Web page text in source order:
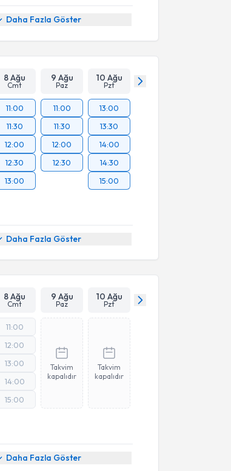
Daha Fazla Göster
8 Ağu
Cmt
9 Ağu
Paz
10 Ağu
Pzt
11:00
11:30
12:00
12:30
13:00
11:00
11:30
12:00
12:30
13:00
13:30
14:00
14:30
15:00
Daha Fazla Göster
8 Ağu
Cmt
9 Ağu
Paz
10 Ağu
Pzt
11:00
12:00
13:00
14:00
15:00
Takvim
kapalıdır
Takvim
kapalıdır
Daha Fazla Göster